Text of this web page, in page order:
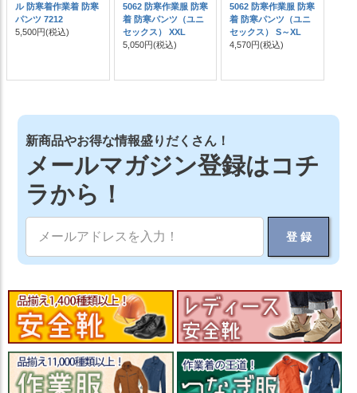
ル 防寒着作業着 防寒
パンツ 7212
5,500円(税込)
5062 防寒作業服 防寒
着 防寒パンツ（ユニ
セックス） XXL
5,050円(税込)
5062 防寒作業服 防寒
着 防寒パンツ（ユニ
セックス） S～XL
4,570円(税込)
新商品やお得な情報盛りだくさん！
メールマガジン登録はコチ
ラから！